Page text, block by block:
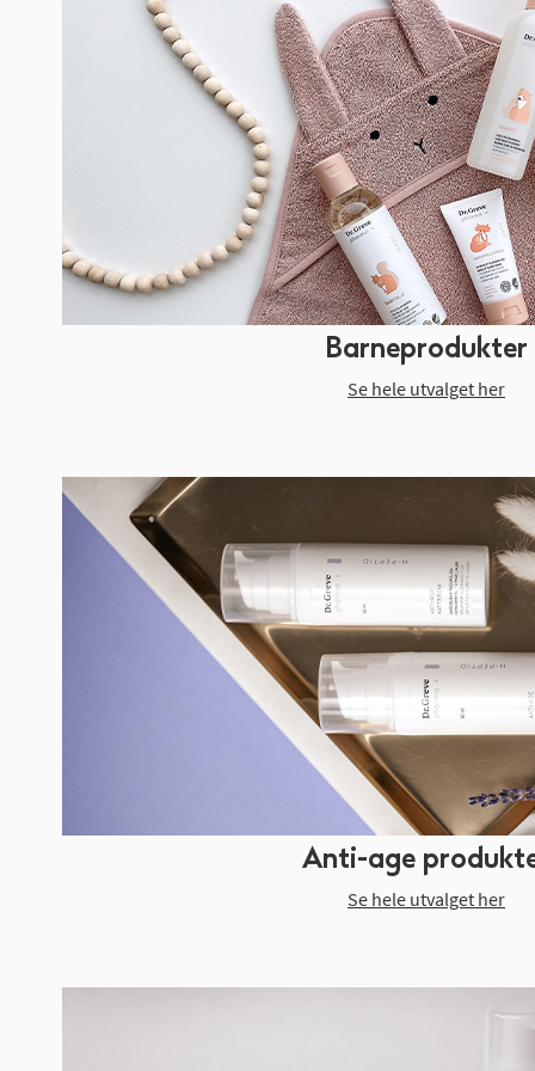
Barneprodukter
Se hele utvalget her
Anti-age
Se hele utvalget her